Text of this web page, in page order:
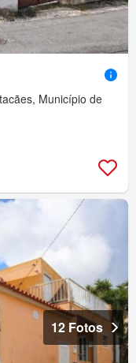
Município de
12 Fotos